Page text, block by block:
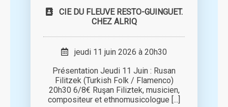
CIE DU FLEUVE RESTO-GUINGUET.
CHEZ ALRIQ
jeudi 11 juin 2026 à 20h30
Présentation Jeudi 11 Juin : Rusan
Filitzek (Turkish Folk / Flamenco)
20h30 6/8€ Ruşan Filiztek, musicien,
compositeur et ethnomusicologue [...]